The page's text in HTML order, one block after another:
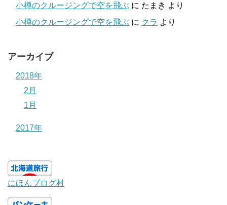
小樽のクルージングで空を飛ぶ に たまき より
小樽のクルージングで空を飛ぶ に クラ より
アーカイブ
2018年
2月
1月
2017年
にほんブログ村